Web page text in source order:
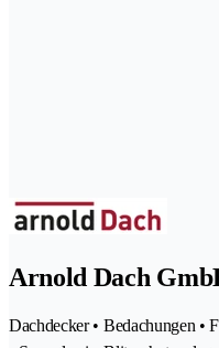
Arnold Dach
Dachdecker • Bedachungen •